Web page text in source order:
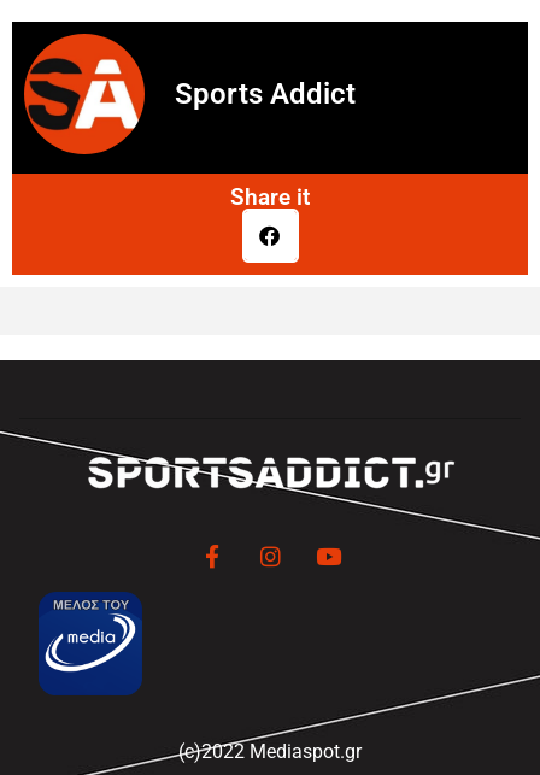
Sports Addict
Share it
(c)2022 Mediaspot.gr